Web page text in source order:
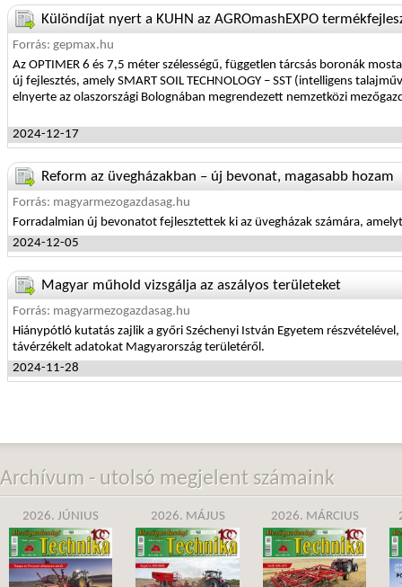
Különdíjat nyert a KUHN az AGROmashEXPO
Forrás: gepmax.hu
Az OPTIMER 6 és 7,5 méter szélességű, független tárcsás boronák
új fejlesztés, amely SMART SOIL TECHNOLOGY – SST (intelligens
elnyerte az olaszországi Bolognában megrendezett nemzetközi
2024-12-17
Reform az üvegházakban – új bevonat, magasabb hozam
Forrás: magyarmezogazdasag.hu
Forradalmian új bevonatot fejlesztettek ki az üvegházak számára,
2024-12-05
Magyar műhold vizsgálja az aszályos területeket
Forrás: magyarmezogazdasag.hu
Hiánypótló kutatás zajlik a győri Széchenyi István Egyetem
távérzékelt adatokat Magyarország területéről.
2024-11-28
Archívum - utolsó megjelent számaink
2026. JÚNIUS 2026. MÁJUS 2026. MÁRCIUS